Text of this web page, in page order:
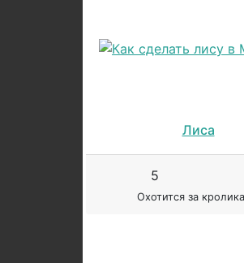
Лиса
5
Охотится за